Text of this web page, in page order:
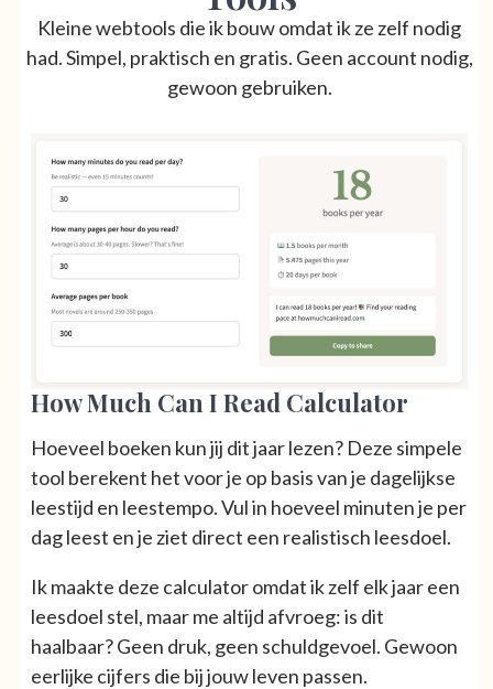
Kleine webtools die ik bouw omdat ik ze zelf nodig
had. Simpel, praktisch en gratis. Geen account nodig,
gewoon gebruiken.
How Much Can I Read Calculator
Hoeveel boeken kun jij dit jaar lezen? Deze simpele
tool berekent het voor je op basis van je dagelijkse
leestijd en leestempo. Vul in hoeveel minuten je per
dag leest en je ziet direct een realistisch leesdoel.
Ik maakte deze calculator omdat ik zelf elk jaar een
leesdoel stel, maar me altijd afvroeg: is dit
haalbaar? Geen druk, geen schuldgevoel. Gewoon
eerlijke cijfers die bij jouw leven passen.